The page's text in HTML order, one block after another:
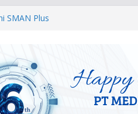
SMAN Plus
Sekolah
Syukuran
Sulaiman